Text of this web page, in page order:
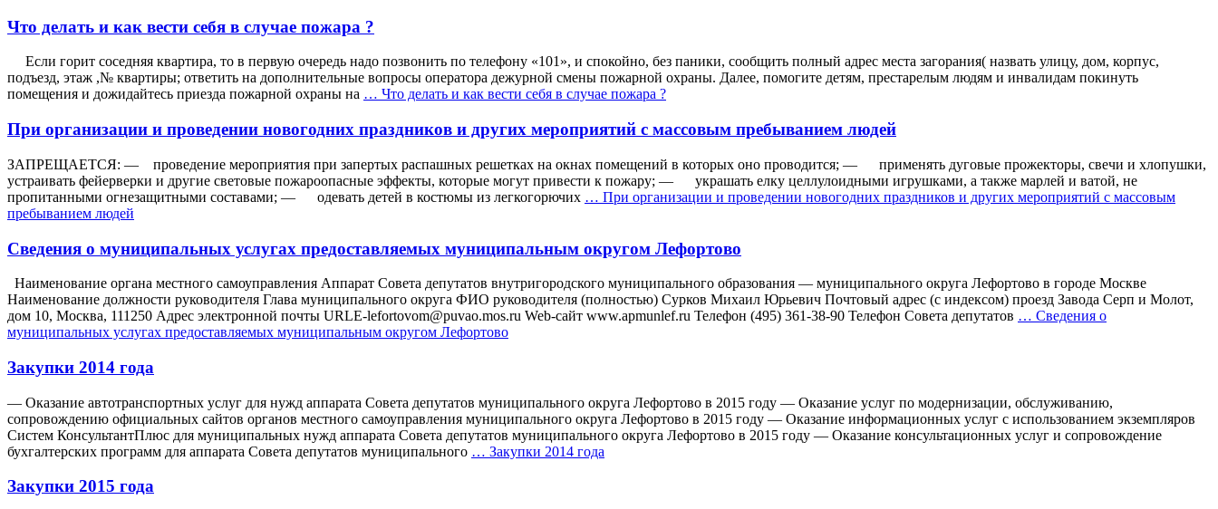
Что делать и как вести себя в случае пожара ?
Если горит соседняя квартира, то в первую очередь надо позвонить по телефону «101», и спокойно, без паники, сообщить полный адрес места загорания( назвать улицу, дом, корпус,
подъезд, этаж ,№ квартиры; ответить на дополнительные вопросы оператора дежурной смены пожарной охраны. Далее, помогите детям, престарелым людям и инвалидам покинуть
помещения и дожидайтесь приезда пожарной охраны на … Что делать и как вести себя в случае пожара ?
При организации и проведении новогодних праздников и других мероприятий с массовым пребыванием людей
ЗАПРЕЩАЕТСЯ: — проведение мероприятия при запертых распашных решетках на окнах помещений в которых оно проводится; — применять дуговые прожекторы, свечи и хлопушки,
устраивать фейерверки и другие световые пожароопасные эффекты, которые могут привести к пожару; — украшать елку целлулоидными игрушками, а также марлей и ватой, не
пропитанными огнезащитными составами; — одевать детей в костюмы из легкогорючих … При организации и проведении новогодних праздников и других мероприятий с массовым
пребыванием людей
Сведения о муниципальных услугах предоставляемых муниципальным округом Лефортово
Наименование органа местного самоуправления Аппарат Совета депутатов внутригородского муниципального образования — муниципального округа Лефортово в городе Москве
Наименование должности руководителя Глава муниципального округа ФИО руководителя (полностью) Сурков Михаил Юрьевич Почтовый адрес (с индексом) проезд Завода Серп и Молот,
дом 10, Москва, 111250 Адрес электронной почты URLE-lefortovom@puvao.mos.ru Web-сайт www.apmunlef.ru Телефон (495) 361-38-90 Телефон Совета депутатов … Сведения о
муниципальных услугах предоставляемых муниципальным округом Лефортово
Закупки 2014 года
— Оказание автотранспортных услуг для нужд аппарата Совета депутатов муниципального округа Лефортово в 2015 году — Оказание услуг по модернизации, обслуживанию,
сопровождению официальных сайтов органов местного самоуправления муниципального округа Лефортово в 2015 году — Оказание информационных услуг с использованием экземпляров
Систем КонсультантПлюс для муниципальных нужд аппарата Совета депутатов муниципального округа Лефортово в 2015 году — Оказание консультационных услуг и сопровождение
бухгалтерских программ для аппарата Совета депутатов муниципального … Закупки 2014 года
Закупки 2015 года